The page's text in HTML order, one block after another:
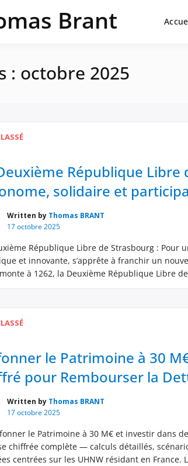
Brant
: octobre 2025
République
solidaire et
Written by Thomas BRANT
17 octobre 2025
République Libre de Strasbourg :
et innovante, s’apprête à franchir un
à 1262, la Deuxième République Libre
le Patrimoine à 30
pour Rembourser la
Written by Thomas BRANT
17 octobre 2025
le Patrimoine à 30 M€ et investir dans
chiffrée complète — calculs détaillés,
centrées sur les UHNW résidant en